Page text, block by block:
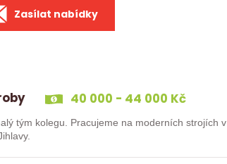
Zasílat nabídky
40 000 - 44 000 Kč
tým kolegu. Pracujeme na moderních strojích v